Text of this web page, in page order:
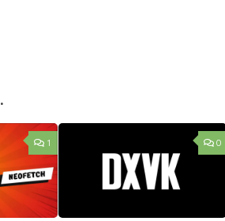
1 0